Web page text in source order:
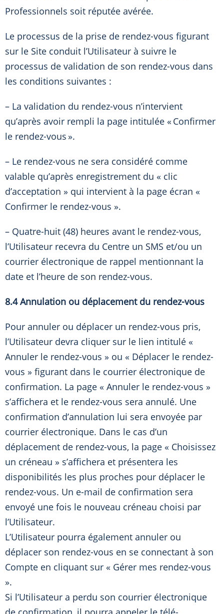
Professionnels soit réputée avérée.
Le processus de la prise de rendez-vous figurant
sur le Site conduit l’Utilisateur à suivre le
processus de validation de son rendez-vous dans
les conditions suivantes :
– La validation du rendez-vous n’intervient
qu’après avoir rempli la page intitulée « Confirmer
le rendez-vous ».
– Le rendez-vous ne sera considéré comme
valable qu’après enregistrement du « clic
d’acceptation » qui intervient à la page écran «
Confirmer le rendez-vous ».
– Quatre-huit (48) heures avant le rendez-vous,
l’Utilisateur recevra du Centre un SMS et/ou un
courrier électronique de rappel mentionnant la
date et l’heure de son rendez-vous.
8.4 Annulation ou déplacement du rendez-vous
Pour annuler ou déplacer un rendez-vous pris,
l’Utilisateur devra cliquer sur le lien intitulé «
Annuler le rendez-vous » ou « Déplacer le rendez-
vous » figurant dans le courrier électronique de
confirmation. La page « Annuler le rendez-vous »
s’affichera et le rendez-vous sera annulé. Une
confirmation d’annulation lui sera envoyée par
courrier électronique. Dans le cas d’un
déplacement de rendez-vous, la page « Choisissez
un créneau » s’affichera et présentera les
disponibilités les plus proches pour déplacer le
rendez-vous. Un e-mail de confirmation sera
envoyé une fois le nouveau créneau choisi par
l’Utilisateur.
L’Utilisateur pourra également annuler ou
déplacer son rendez-vous en se connectant à son
Compte en cliquant sur « Gérer mes rendez-vous
».
Si l’Utilisateur a perdu son courrier électronique